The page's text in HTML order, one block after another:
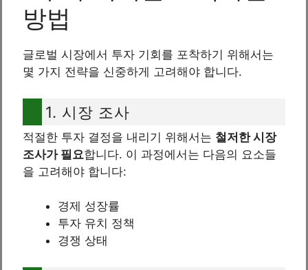
방법
글로벌 시장에서 투자 기회를 포착하기 위해서는
몇 가지 전략을 신중하게 고려해야 합니다.
1. 시장 조사
적절한 투자 결정을 내리기 위해서는 철저한 시장
조사가 필요합니다. 이 과정에서는 다음의 요소들
을 고려해야 합니다:
경제 성장률
투자 유치 정책
경쟁 상태